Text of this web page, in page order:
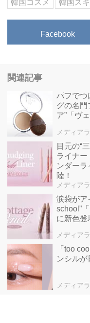
韓国コスメ
韓国ス
Facebook
関連記事
パフで
グの名門
ア”「ヴ
メディア
目元の“
ライナー
ンダー
陸！
メディア
涙袋がア
school”
に新色登
メディア
「too
ンシルが
メディア